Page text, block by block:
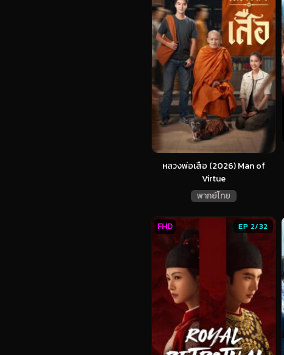
หลวงพ่อเสือ (2026) Man of
Virtue
พากย์ไทย
EP 2/32
FHD